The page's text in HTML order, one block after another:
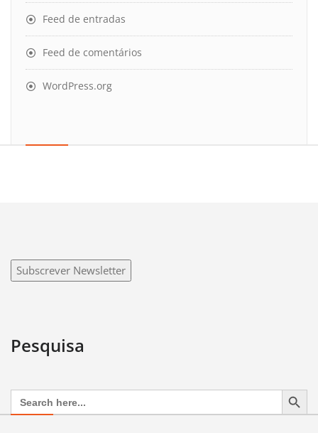
Feed de entradas
Feed de comentários
WordPress.org
Subscrever Newsletter
Pesquisa
Search
for:
Search Button